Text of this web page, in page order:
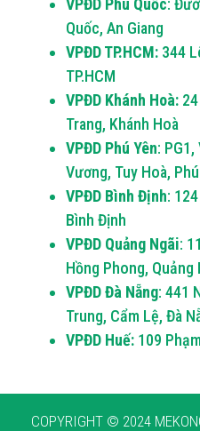
VPĐD Phú Quốc:
Quốc, An Giang
VPĐD TP.HCM: 344
TP.HCM
VPĐD Khánh Hoà:
Trang, Khánh Hoà
VPĐD Phú Yên:
Vương, Tuy Hoà,
VPĐD Bình Định:
Bình Định
VPĐD Quảng Ngãi:
Hồng Phong, Quảng
VPĐD Đà Nẵng: 441
Trung, Cẩm Lệ, Đà
VPĐD Huế: 109
COPYRIGHT © 2024